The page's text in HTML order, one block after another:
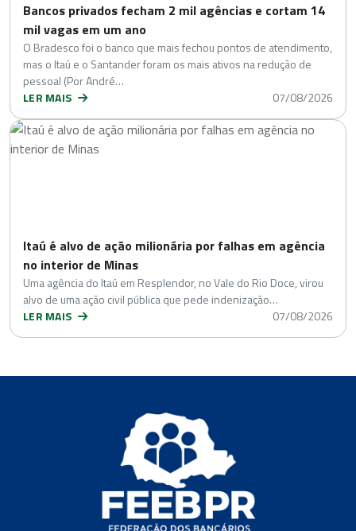
Bancos privados fecham 2 mil agências e cortam 14
mil vagas em um ano
O Bradesco foi o banco que mais fechou pontos de atendimento,
mas o Itaú e o Santander foram os mais ativos na redução de
pessoal (Por André…
LER MAIS
07/08/2026
Itaú é alvo de ação milionária por falhas em agência
no interior de Minas
Uma agência do Itaú em Resplendor, no Vale do Rio Doce, virou
alvo de uma ação civil pública que pede indenização…
LER MAIS
07/08/2026